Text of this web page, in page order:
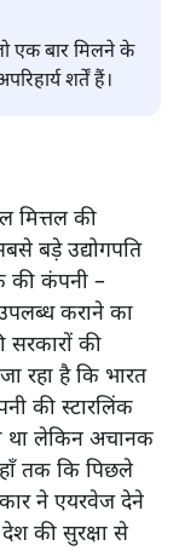
एक बार मिलने के
शर्तें हैं।
मित्तल की
बड़े उद्योगपति
की कंपनी –
कराने का
सरकारों की
रहा है कि भारत
की स्टारलिंक
था लेकिन अचानक
तक कि पिछले
ने एयरवेज देने
की सुरक्षा से